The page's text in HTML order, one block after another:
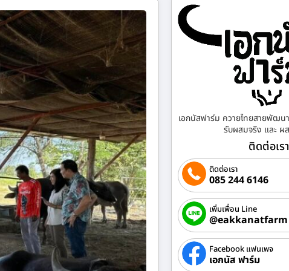
เอกนัสฟาร์ม ควายไทยสายพัฒ
รับผสมจริง และ ผ
ติดต่อเรา
ติดต่อเรา
085 244 6146
เพิ่มเพื่อน Line
@eakkanatfarm
Facebook แฟนเพจ
เอกนัส ฟาร์ม